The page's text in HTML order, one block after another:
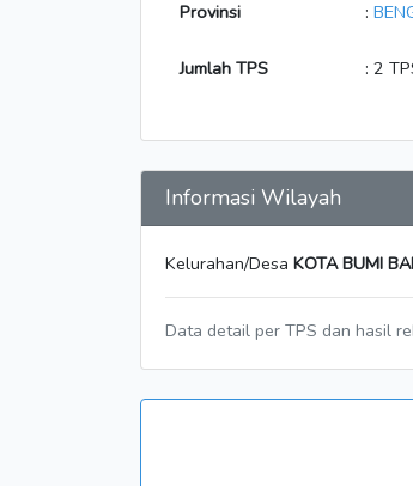
Provinsi :
Jumlah TPS : 2
Informasi Wilayah
Kelurahan/Desa KOTA BUMI
Data detail per TPS dan hasil